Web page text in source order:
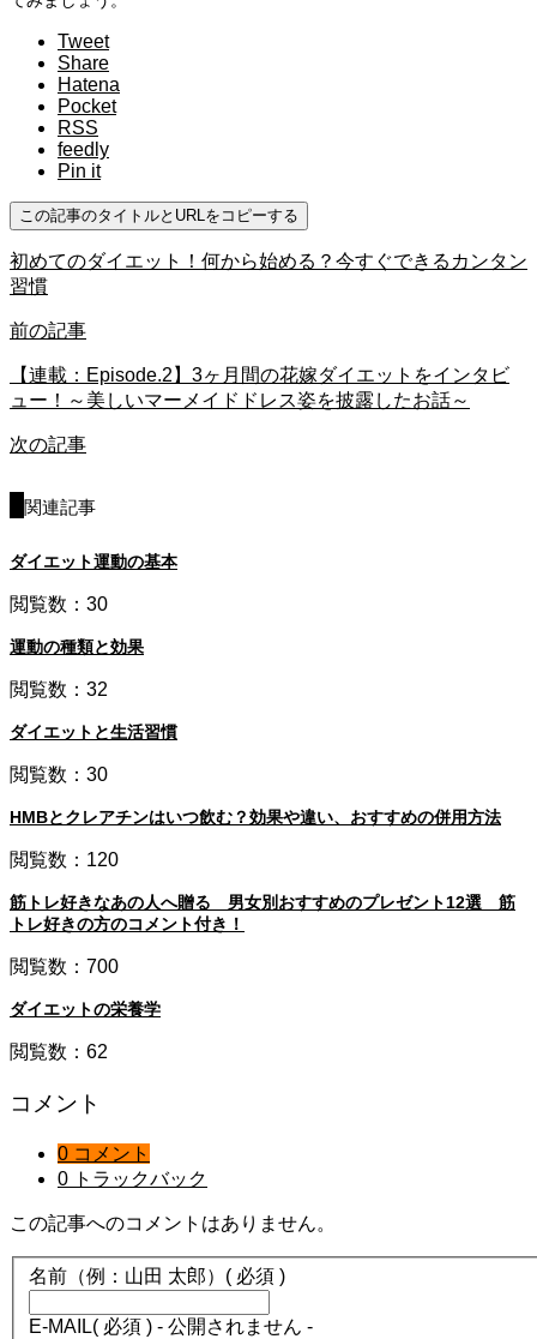
Tweet
Share
Hatena
Pocket
RSS
feedly
Pin it
この記事のタイトルとURLをコピーする
初めてのダイエット！何から始める？今すぐできるカンタン
習慣
前の記事
【連載：Episode.2】3ヶ月間の花嫁ダイエットをインタビ
ュー！～美しいマーメイドドレス姿を披露したお話～
次の記事
関連記事
ダイエット運動の基本
閲覧数：30
運動の種類と効果
閲覧数：32
ダイエットと生活習慣
閲覧数：30
HMBとクレアチンはいつ飲む？効果や違い、おすすめの併用方法
閲覧数：120
筋トレ好きなあの人へ贈る 男女別おすすめのプレゼント12選 筋
トレ好きの方のコメント付き！
閲覧数：700
ダイエットの栄養学
閲覧数：62
コメント
0 コメント
0 トラックバック
この記事へのコメントはありません。
名前（例：山田 太郎） ( 必須 )
E-MAIL( 必須 ) - 公開されません -